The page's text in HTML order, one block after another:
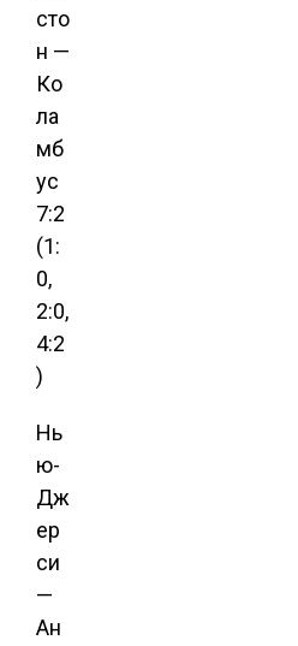
сто
н —
Ко
ла
мб
ус
7:2
(1:
0,
2:0,
4:2
)
Нь
ю-
Дж
ер
си
—
Ан